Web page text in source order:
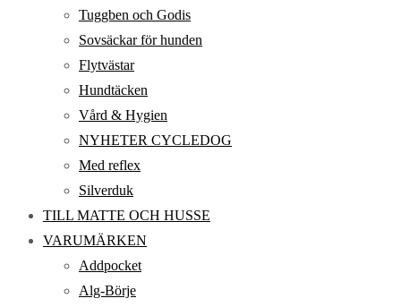
Tuggben och Godis
Sovsäckar för hunden
Flytvästar
Hundtäcken
Vård & Hygien
NYHETER CYCLEDOG
Med reflex
Silverduk
TILL MATTE OCH HUSSE
VARUMÄRKEN
Addpocket
Alg-Börje